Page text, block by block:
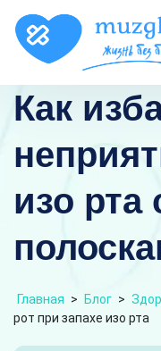
Как
изо
Главная > Блог >
рот при запахе изо рта